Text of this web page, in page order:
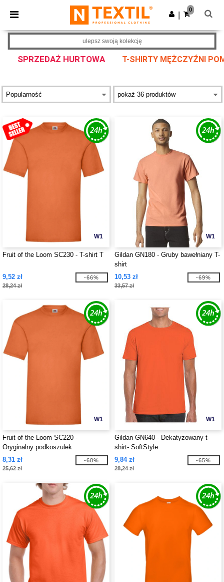
× Aplikacja Ntextil
Lepsze ceny w aplikacji!
Pobierz app
0
SPRZEDAŻ HURTOWA T-SHIRTY MĘŻCZYŹNI
ulepsz swoją kolekcję
W1
Fruit of the Loom SC230 - T-shirt T
9,52 zł
28,24 zł
-66%
W1
Gildan GN180 - Gruby bawełniany T-
shirt
10,53 zł
33,57 zł
-69%
W1
Fruit of the Loom SC220 -
Oryginalny podkoszulek
8,31 zł
25,62 zł
-68%
W1
Gildan GN640 - Dekatyzowany t-
shirt- SoftStyle
9,84 zł
28,24 zł
-65%